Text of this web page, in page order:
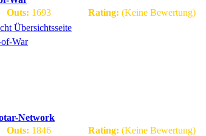
Outs: 1693 Rating: (Keine Bewertung)
Übersichtsseite
Network
Outs: 1846 Rating: (Keine Bewertung)